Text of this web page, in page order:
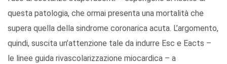
questa patologia, che ormai presenta una mortalità che
supera quella della sindrome coronarica acuta. L’argomento,
quindi, suscita un’attenzione tale da indurre Esc e Eacts –
le linee guida rivascolarizzazione miocardica – a